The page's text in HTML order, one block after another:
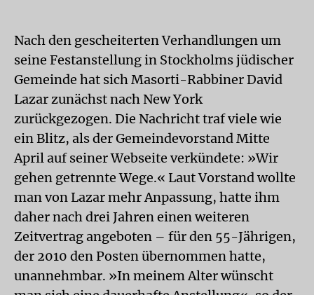
Nach den gescheiterten Verhandlungen um
seine Festanstellung in Stockholms jüdischer
Gemeinde hat sich Masorti-Rabbiner David
Lazar zunächst nach New York
zurückgezogen. Die Nachricht traf viele wie
ein Blitz, als der Gemeindevorstand Mitte
April auf seiner Webseite verkündete: »Wir
gehen getrennte Wege.« Laut Vorstand wollte
man von Lazar mehr Anpassung, hatte ihm
daher nach drei Jahren einen weiteren
Zeitvertrag angeboten – für den 55-Jährigen,
der 2010 den Posten übernommen hatte,
unannehmbar. »In meinem Alter wünscht